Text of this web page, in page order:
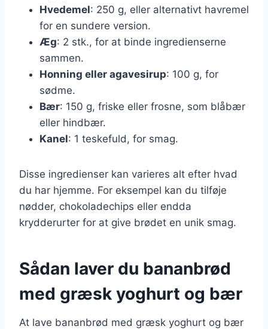
Hvedemel: 250 g, eller alternativt havremel
for en sundere version.
Æg: 2 stk., for at binde ingredienserne
sammen.
Honning eller agavesirup: 100 g, for
sødme.
Bær: 150 g, friske eller frosne, som blåbær
eller hindbær.
Kanel: 1 teskefuld, for smag.
Disse ingredienser kan varieres alt efter hvad
du har hjemme. For eksempel kan du tilføje
nødder, chokoladechips eller endda
krydderurter for at give brødet en unik smag.
Sådan laver du bananbrød
med græsk yoghurt og bær
At lave bananbrød med græsk yoghurt og bær